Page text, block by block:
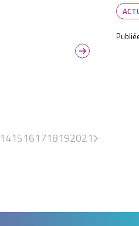
1415161718192021>